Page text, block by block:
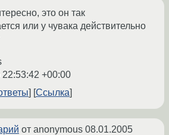
это он так
или у чувака действительно
+00:00
Ссылка
от anonymous 08.01.2005